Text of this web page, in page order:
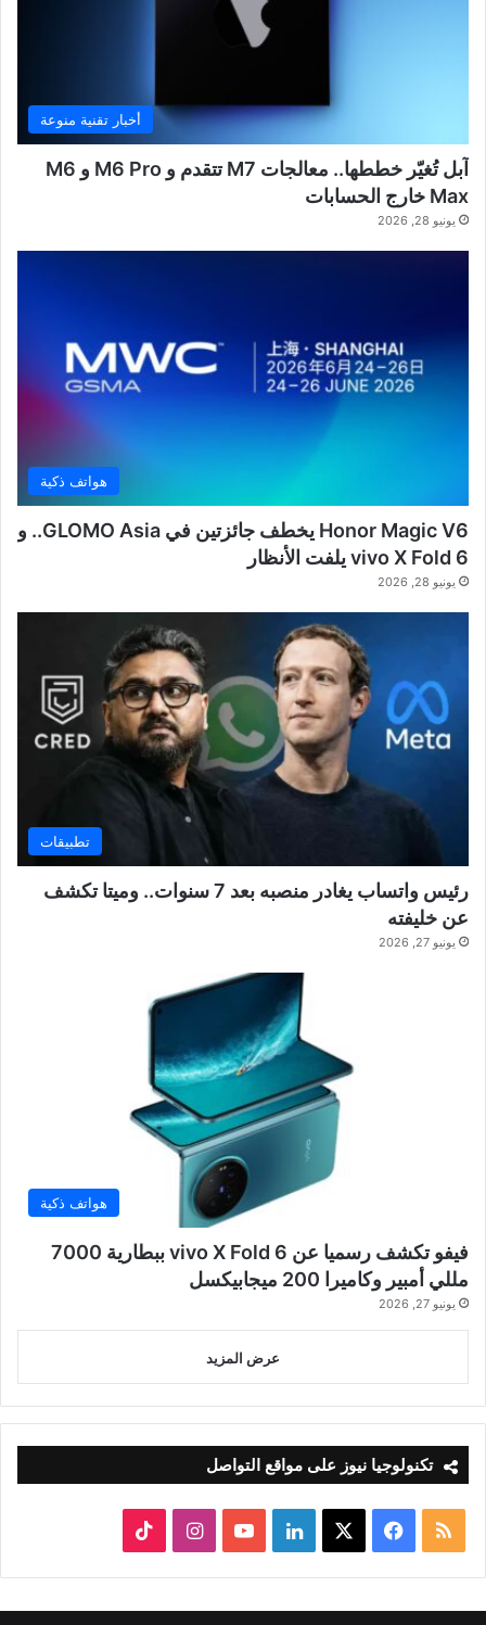
أخبار تقنية منوعة
آبل تُغيّر خططها.. معالجات M7 تتقدم و M6 Pro و M6
Max خارج الحسابات
يونيو 28, 2026
هواتف ذكية
Honor Magic V6 يخطف جائزتين في GLOMO Asia.. و
vivo X Fold 6 يلفت الأنظار
يونيو 28, 2026
تطبيقات
رئيس واتساب يغادر منصبه بعد 7 سنوات.. وميتا تكشف
عن خليفته
يونيو 27, 2026
هواتف ذكية
فيفو تكشف رسميا عن vivo X Fold 6 ببطارية 7000
مللي أمبير وكاميرا 200 ميجابيكسل
يونيو 27, 2026
عرض المزيد
تكنولوجيا نيوز على مواقع التواصل
ملخص
الموقع
RSS
فيسبوك لينكدإن‫YouTubeانستقرام